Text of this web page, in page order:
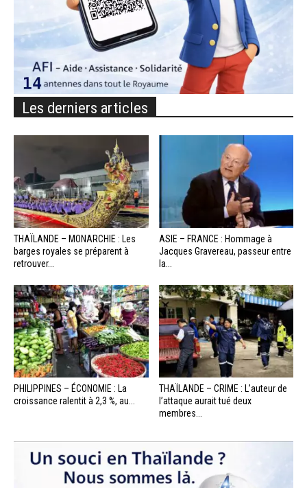
Les derniers articles
THAÏLANDE – MONARCHIE : Les
barges royales se préparent à
retrouver...
ASIE – FRANCE : Hommage à
Jacques Gravereau, passeur entre
la...
PHILIPPINES – ÉCONOMIE : La
croissance ralentit à 2,3 %, au...
THAÏLANDE – CRIME : L’auteur de
l’attaque aurait tué deux
membres...